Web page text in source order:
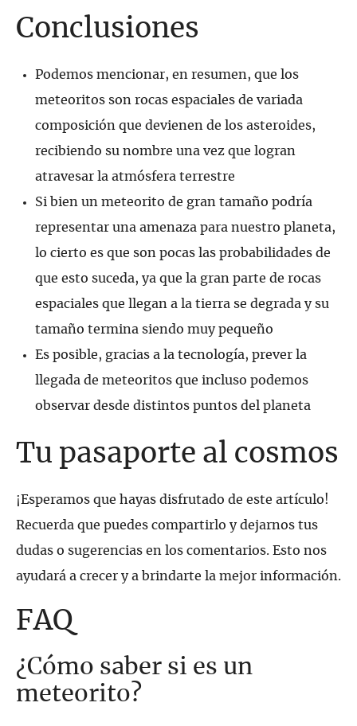
Conclusiones
Podemos mencionar, en resumen, que los
meteoritos son rocas espaciales de variada
composición que devienen de los asteroides,
recibiendo su nombre una vez que logran
atravesar la atmósfera terrestre
Si bien un meteorito de gran tamaño podría
representar una amenaza para nuestro planeta,
lo cierto es que son pocas las probabilidades de
que esto suceda, ya que la gran parte de rocas
espaciales que llegan a la tierra se degrada y su
tamaño termina siendo muy pequeño
Es posible, gracias a la tecnología, prever la
llegada de meteoritos que incluso podemos
observar desde distintos puntos del planeta
Tu pasaporte al cosmos
¡Esperamos que hayas disfrutado de este artículo!
Recuerda que puedes compartirlo y dejarnos tus
dudas o sugerencias en los comentarios. Esto nos
ayudará a crecer y a brindarte la mejor información.
FAQ
¿Cómo saber si es un
meteorito?